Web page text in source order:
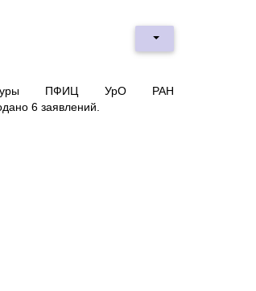
ПФИЦ УрО РАН
6 заявлений.